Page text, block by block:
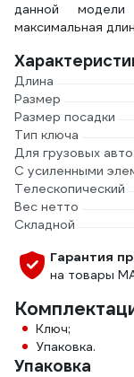
данной модели
максимальная
Длина
Размер
Размер посадки
Тип ключа
Для грузовых авто
С усиленными
Телескопический
Вес нетто
Складной
Гарантия
на товары
Ключ;
Упаковка.
Упаковка